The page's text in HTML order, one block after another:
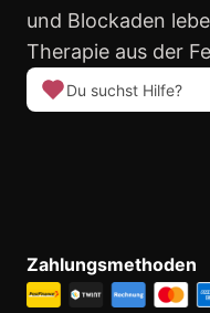
und Blockaden
Therapie aus der
Du suchst Hilfe?
Zahlungsmethoden